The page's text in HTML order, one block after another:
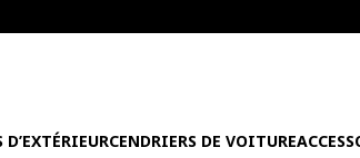
D’EXTÉRIEURCENDRIERS DE VOITURE